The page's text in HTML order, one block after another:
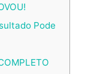
Pode